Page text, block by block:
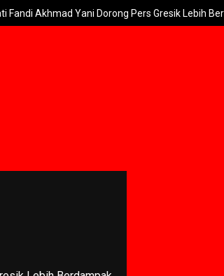
Yani Dorong Pers Gresik Lebih Berdampak